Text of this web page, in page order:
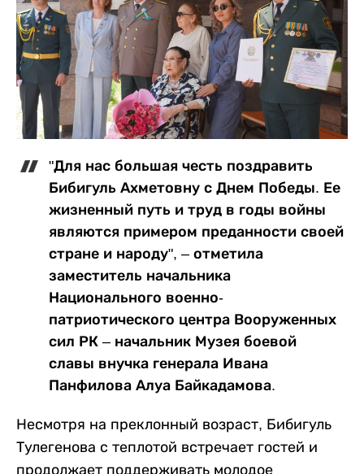
"Для нас большая честь поздравить
Бибигуль Ахметовну с Днем Победы. Ее
жизненный путь и труд в годы войны
являются примером преданности своей
стране и народу", – отметила
заместитель начальника
Национального военно-
патриотического центра Вооруженных
сил РК – начальник Музея боевой
славы внучка генерала Ивана
Панфилова Алуа Байкадамова.
Несмотря на преклонный возраст, Бибигуль
Тулегенова с теплотой встречает гостей и
продолжает поддерживать молодое